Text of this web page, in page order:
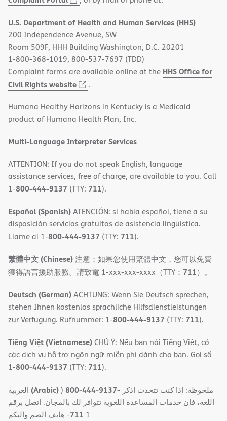
new
window)
U.S. Department of Health and Human Services (HHS)
200 Independence Avenue, SW
Room 509F, HHH Building Washington, D.C. 20201
1-800-368-1019, 800-537-7697 (TDD)
Complaint forms are available online at the HHS Office for
Civil Rights website
(opens
new
window)
.
Humana Healthy Horizons in Kentucky is a Medicaid
product of Humana Health Plan, Inc.
Multi-Language Interpreter Services
ATTENTION: If you do not speak English, language
assistance services, free of charge, are available to you. Call
1-800-444-9137 (TTY: 711).
Español (Spanish)ATENCIÓN: si habla español, tiene a su
disposición servicios gratuitos de asistencia lingüística.
Llame al 1-800-444-9137 (TTY: 711).
繁體中文 (Chinese)注意：如果您使用繁體中文，您可以免費
獲得語言援助服務。請致電 1-xxx-xxx-xxxx（TTY： 711）。
Deutsch (German)ACHTUNG: Wenn Sie Deutsch sprechen,
stehen Ihnen kostenlos sprachliche Hilfsdienstleistungen
zur Verfügung. Rufnummer: 1-800-444-9137 (TTY: 711).
Tiếng Việt (Vietnamese)CHÚ Ý: Nếu bạn nói Tiếng Việt, có
các dịch vụ hỗ trợ ngôn ngữ miễn phí dành cho bạn. Gọi số
1-800-444-9137 (TTY: 711).
(Arabic)) 800-444-9137- ملحوظة: إذا كنت تتحدث اذكر
اللغة، فإن خدمات المساعدة اللغویة تتوافر لك بالمجان. اتصل برقم
1
711- ھاتف الصم والبكم